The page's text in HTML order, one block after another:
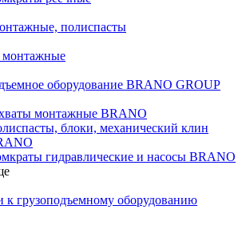
полиспасты
монтажные
оборудование BRANO GROUP
монтажные BRANO
блоки, механический клин
гидравлические и насосы BRANO
к грузоподъемному оборудованию